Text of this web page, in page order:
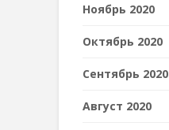
Ноябрь 2020
Октябрь 2020
Сентябрь 2020
Август 2020